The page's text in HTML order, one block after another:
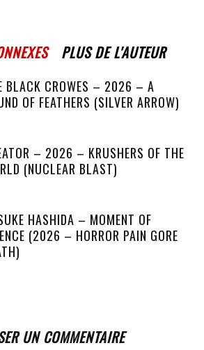
PLUS DE L'AUTEUR
BLACK CROWES – 2026 – A
OF FEATHERS (SILVER ARROW)
– 2026 – KRUSHERS OF THE
(NUCLEAR BLAST)
HASHIDA – MOMENT OF
(2026 – HORROR PAIN GORE
UN COMMENTAIRE